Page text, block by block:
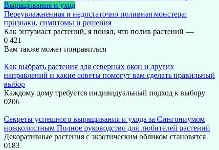
Выращивание и уход
Переувлажненная и недостаточно поливная монстера:
признаки, симптомы и решения
Как энтузиаст растений, я понял, что полив растений —
0 421
Вам также может понравиться
Как выбрать растения для северных окон и других
направлений и какие советы помогут вам сделать правильный
выбор
Каждому дому требуется индивидуальный подход к выбору
0206
Секреты успешного выращивания и ухода за Сингониумом
ножколистным Полное руководство для любителей растений
Декоративные растения с экзотическим обликом становятся
0183